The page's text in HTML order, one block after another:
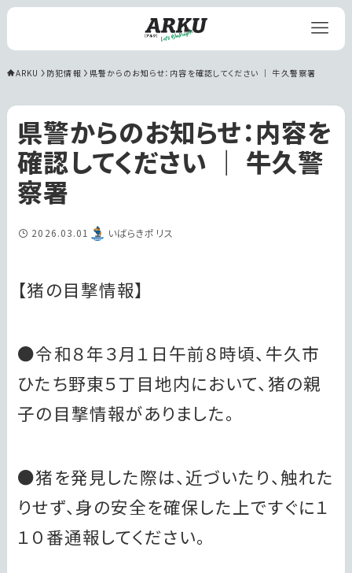
ARKU 防犯情報 県警からのお知らせ：内容を確認してください ｜ 牛久警察署
県警からのお知らせ：内容を
確認してください ｜ 牛久警
察署
2026.03.01 いばらきポリス
【猪の目撃情報】
●令和８年３月１日午前８時頃、牛久市
ひたち野東５丁目地内において、猪の親
子の目撃情報がありました。
●猪を発見した際は、近づいたり、触れた
りせず、身の安全を確保した上ですぐに１
１０番通報してください。